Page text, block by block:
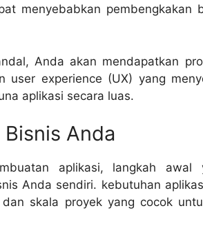
menyebabkan pembengkakan
Anda akan mendapatkan
user experience (UX) yang
aplikasi secara luas.
Anda
aplikasi, langkah awal
Anda sendiri. kebutuhan
skala proyek yang cocok